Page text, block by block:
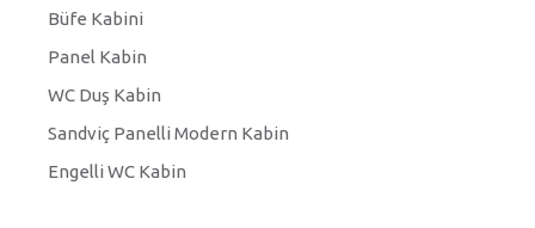
Büfe Kabini
Panel Kabin
WC Duş Kabin
Sandviç Panelli Modern Kabin
Engelli WC Kabin